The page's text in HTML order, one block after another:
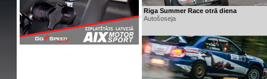
Riga Summer Race otrā diena
Autošoseja